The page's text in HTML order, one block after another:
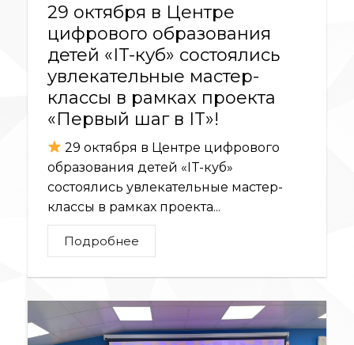
29 октября в Центре
цифрового образования
детей «IT-куб» состоялись
увлекательные мастер-
классы в рамках проекта
«Первый шаг в IT»!
29 октября в Центре цифрового
образования детей «IT-куб»
состоялись увлекательные мастер-
классы в рамках проекта...
Подробнее